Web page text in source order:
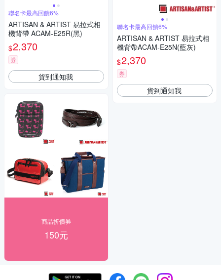
聯名卡最高回饋6%
ARTISAN & ARTIST 易拉式相
機背帶 ACAM-E25R(黑)
$2,370
券
貨到通知我
商品折價券
150元
聯名卡最高回饋6%
ARTISAN & ARTIST 易拉式相
機背帶ACAM-E25N(藍灰)
$2,370
券
貨到通知我